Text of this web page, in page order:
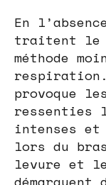
En
traitent le
méthode
respiration.
provoque
ressenties
intenses et
lors du
levure et